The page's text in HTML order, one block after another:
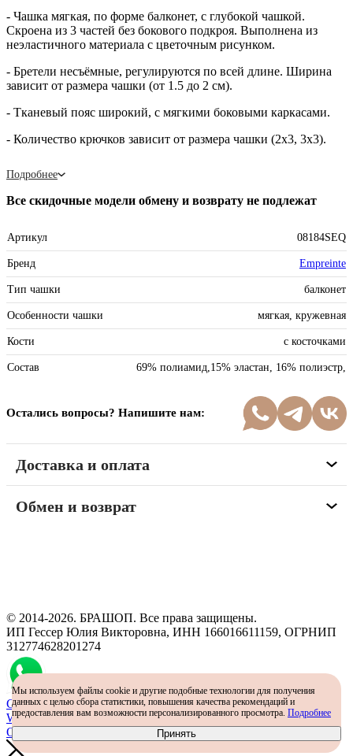
- Чашка мягкая, по форме балконет, с глубокой чашкой.
Скроена из 3 частей без бокового подкроя. Выполнена из
неэластичного материала с цветочным рисунком.
- Бретели несъёмные, регулируются по всей длине. Ширина
зависит от размера чашки (от 1.5 до 2 см).
- Тканевый пояс широкий, с мягкими боковыми каркасами.
- Количество крючков зависит от размера чашки (2х3, 3х3).
Подробнее
Все скидочные модели обмену и возврату не подлежат
Артикул 08184SEQ
Бренд Empreinte
Тип чашки балконет
Особенности чашки мягкая, кружевная
Кости с косточками
Состав 69% полиамид,15% эластан, 16% полиэстр,
Остались вопросы? Напишите нам:
Доставка и оплата
Обмен и возврат
© 2014-2026. БРАШОП. Все права защищены.
ИП Гессер Юлия Викторовна, ИНН 166016611159, ОГРНИП
312774628201274
Самый простой способ определить размер - консультация в
WhatsApp
Определить размер
Мы используем файлы cookie и другие подобные технологии для получения
данных с целью сбора статистики, повышения качества рекомендаций и
предоставления вам возможности персонализированного просмотра. Подробнее
Принять